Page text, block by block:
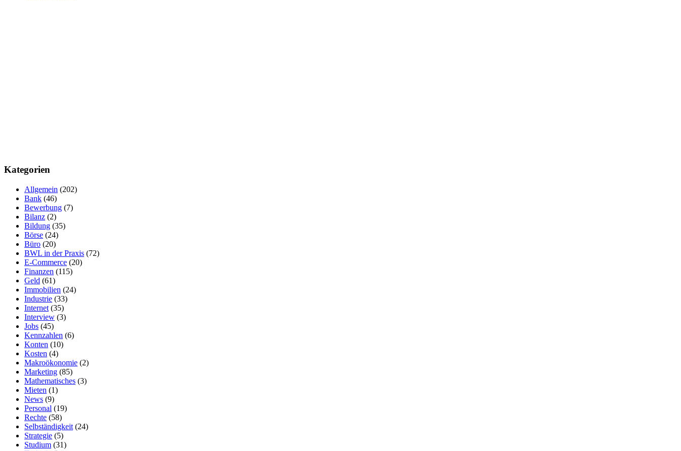
Kategorien
Allgemein (202)
Bank (46)
Bewerbung (7)
Bilanz (2)
Bildung (35)
Börse (24)
Büro (20)
BWL in der Praxis (72)
E-Commerce (20)
Finanzen (115)
Geld (61)
Immobilien (24)
Industrie (33)
Internet (35)
Interview (3)
Jobs (45)
Kennzahlen (6)
Konten (10)
Kosten (4)
Makroökonomie (2)
Marketing (85)
Mathematisches (3)
Mieten (1)
News (9)
Personal (19)
Rechte (58)
Selbständigkeit (24)
Strategie (5)
Studium (31)